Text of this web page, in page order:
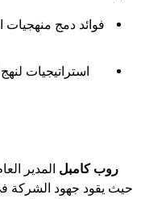
فوائد دمج
استراتيجيات
روب كامبل المدير
حيث يقود جهود الشركة